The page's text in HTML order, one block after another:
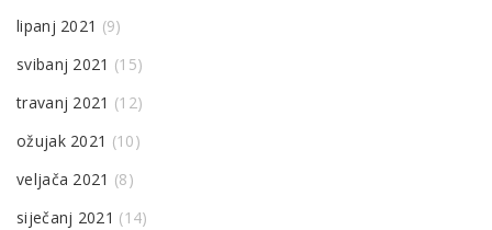
lipanj 2021 (9)
svibanj 2021 (15)
travanj 2021 (12)
ožujak 2021 (10)
veljača 2021 (8)
siječanj 2021 (14)